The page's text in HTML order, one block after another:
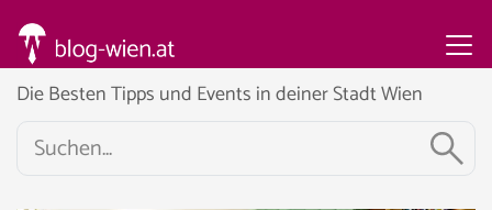
Die Besten Tipps und Events in deiner Stadt Wien